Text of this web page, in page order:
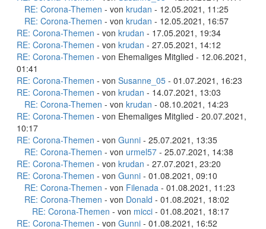
RE: Corona-Themen - von krudan - 12.05.2021, 11:25
RE: Corona-Themen - von krudan - 12.05.2021, 16:57
RE: Corona-Themen - von krudan - 17.05.2021, 19:34
RE: Corona-Themen - von krudan - 27.05.2021, 14:12
RE: Corona-Themen - von Ehemaliges Mitglied - 12.06.2021,
01:41
RE: Corona-Themen - von Susanne_05 - 01.07.2021, 16:23
RE: Corona-Themen - von krudan - 14.07.2021, 13:03
RE: Corona-Themen - von krudan - 08.10.2021, 14:23
RE: Corona-Themen - von Ehemaliges Mitglied - 20.07.2021,
10:17
RE: Corona-Themen - von Gunni - 25.07.2021, 13:35
RE: Corona-Themen - von urmel57 - 25.07.2021, 14:38
RE: Corona-Themen - von krudan - 27.07.2021, 23:20
RE: Corona-Themen - von Gunni - 01.08.2021, 09:10
RE: Corona-Themen - von Filenada - 01.08.2021, 11:23
RE: Corona-Themen - von Donald - 01.08.2021, 18:02
RE: Corona-Themen - von micci - 01.08.2021, 18:17
RE: Corona-Themen - von Gunni - 01.08.2021, 16:52